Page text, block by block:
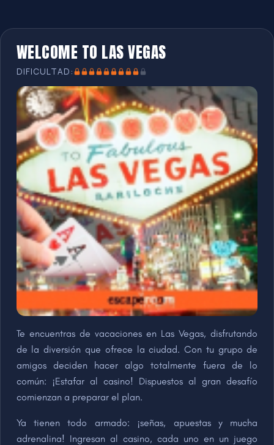
WELCOME TO LAS VEGAS
DIFICULTAD:
Te encuentras de vacaciones en Las Vegas, disfrutando
de la diversión que ofrece la ciudad. Con tu grupo de
amigos deciden hacer algo totalmente fuera de lo
común: ¡Estafar al casino! Dispuestos al gran desafío
comienzan a preparar el plan.
Ya tienen todo armado: ¡señas, apuestas y mucha
adrenalina! Ingresan al casino, cada uno en un juego